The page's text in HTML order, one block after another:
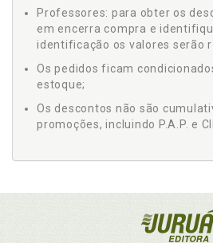
Professores: para obter os
em encerra compra e
identificação os valores serão
Os pedidos ficam
estoque;
Os descontos não são
promoções, incluindo P.A.P. e